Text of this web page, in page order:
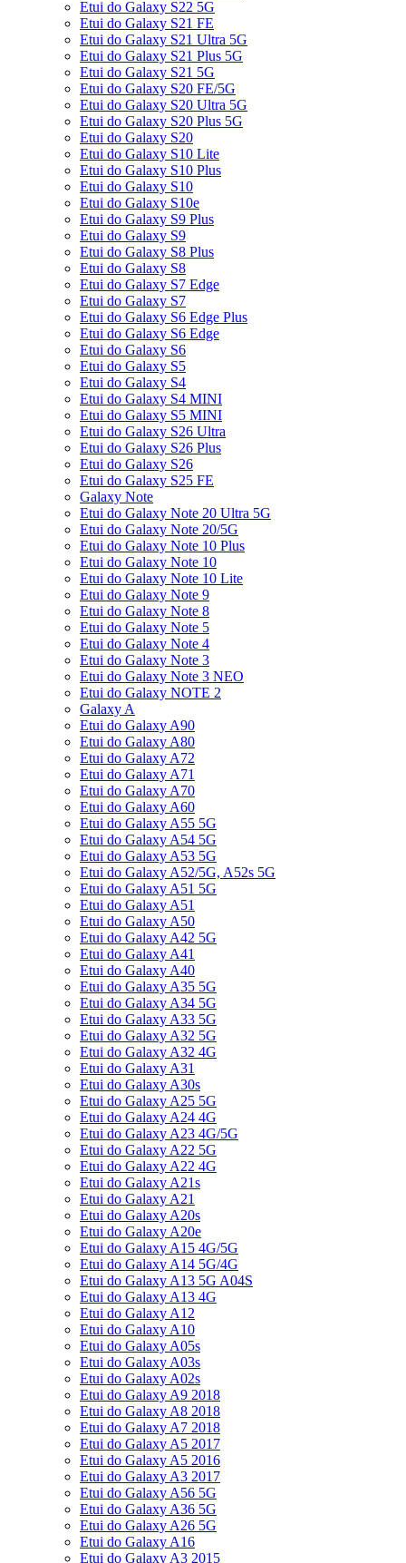
Etui do Galaxy S22 5G
Etui do Galaxy S21 FE
Etui do Galaxy S21 Ultra 5G
Etui do Galaxy S21 Plus 5G
Etui do Galaxy S21 5G
Etui do Galaxy S20 FE/5G
Etui do Galaxy S20 Ultra 5G
Etui do Galaxy S20 Plus 5G
Etui do Galaxy S20
Etui do Galaxy S10 Lite
Etui do Galaxy S10 Plus
Etui do Galaxy S10
Etui do Galaxy S10e
Etui do Galaxy S9 Plus
Etui do Galaxy S9
Etui do Galaxy S8 Plus
Etui do Galaxy S8
Etui do Galaxy S7 Edge
Etui do Galaxy S7
Etui do Galaxy S6 Edge Plus
Etui do Galaxy S6 Edge
Etui do Galaxy S6
Etui do Galaxy S5
Etui do Galaxy S4
Etui do Galaxy S4 MINI
Etui do Galaxy S5 MINI
Etui do Galaxy S26 Ultra
Etui do Galaxy S26 Plus
Etui do Galaxy S26
Etui do Galaxy S25 FE
Galaxy Note
Etui do Galaxy Note 20 Ultra 5G
Etui do Galaxy Note 20/5G
Etui do Galaxy Note 10 Plus
Etui do Galaxy Note 10
Etui do Galaxy Note 10 Lite
Etui do Galaxy Note 9
Etui do Galaxy Note 8
Etui do Galaxy Note 5
Etui do Galaxy Note 4
Etui do Galaxy Note 3
Etui do Galaxy Note 3 NEO
Etui do Galaxy NOTE 2
Galaxy A
Etui do Galaxy A90
Etui do Galaxy A80
Etui do Galaxy A72
Etui do Galaxy A71
Etui do Galaxy A70
Etui do Galaxy A60
Etui do Galaxy A55 5G
Etui do Galaxy A54 5G
Etui do Galaxy A53 5G
Etui do Galaxy A52/5G, A52s 5G
Etui do Galaxy A51 5G
Etui do Galaxy A51
Etui do Galaxy A50
Etui do Galaxy A42 5G
Etui do Galaxy A41
Etui do Galaxy A40
Etui do Galaxy A35 5G
Etui do Galaxy A34 5G
Etui do Galaxy A33 5G
Etui do Galaxy A32 5G
Etui do Galaxy A32 4G
Etui do Galaxy A31
Etui do Galaxy A30s
Etui do Galaxy A25 5G
Etui do Galaxy A24 4G
Etui do Galaxy A23 4G/5G
Etui do Galaxy A22 5G
Etui do Galaxy A22 4G
Etui do Galaxy A21s
Etui do Galaxy A21
Etui do Galaxy A20s
Etui do Galaxy A20e
Etui do Galaxy A15 4G/5G
Etui do Galaxy A14 5G/4G
Etui do Galaxy A13 5G A04S
Etui do Galaxy A13 4G
Etui do Galaxy A12
Etui do Galaxy A10
Etui do Galaxy A05s
Etui do Galaxy A03s
Etui do Galaxy A02s
Etui do Galaxy A9 2018
Etui do Galaxy A8 2018
Etui do Galaxy A7 2018
Etui do Galaxy A5 2017
Etui do Galaxy A5 2016
Etui do Galaxy A3 2017
Etui do Galaxy A56 5G
Etui do Galaxy A36 5G
Etui do Galaxy A26 5G
Etui do Galaxy A16
Etui do Galaxy A3 2015